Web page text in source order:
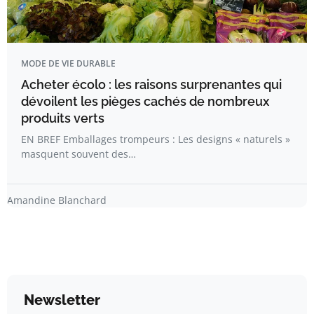
MODE DE VIE DURABLE
Acheter écolo : les raisons surprenantes qui
dévoilent les pièges cachés de nombreux
produits verts
EN BREF Emballages trompeurs : Les designs « naturels »
masquent souvent des…
Amandine Blanchard
Newsletter